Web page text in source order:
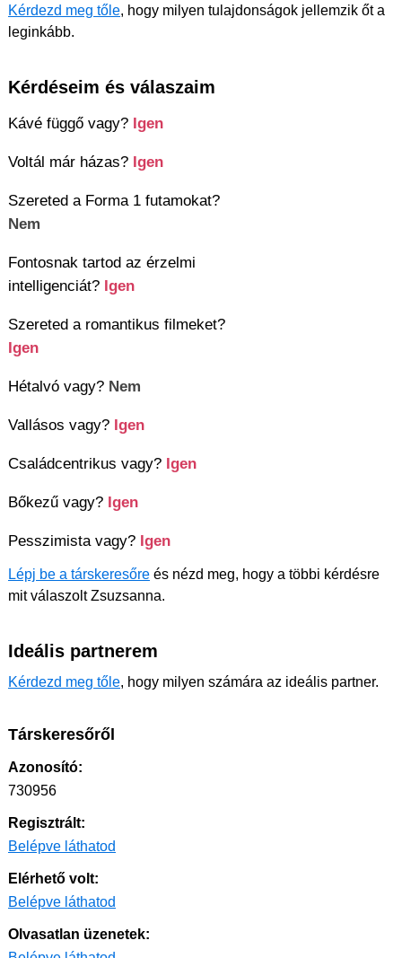
Kérdezd meg tőle, hogy milyen tulajdonságok jellemzik őt a
leginkább.
Kérdéseim és válaszaim
Kávé függő vagy? Igen
Voltál már házas? Igen
Szereted a Forma 1 futamokat?
Nem
Fontosnak tartod az érzelmi
intelligenciát? Igen
Szereted a romantikus filmeket?
Igen
Hétalvó vagy? Nem
Vallásos vagy? Igen
Családcentrikus vagy? Igen
Bőkezű vagy? Igen
Pesszimista vagy? Igen
Lépj be a társkeresőre és nézd meg, hogy a többi kérdésre
mit válaszolt Zsuzsanna.
Ideális partnerem
Kérdezd meg tőle, hogy milyen számára az ideális partner.
Társkeresőről
Azonosító:
730956
Regisztrált:
Belépve láthatod
Elérhető volt:
Belépve láthatod
Olvasatlan üzenetek: